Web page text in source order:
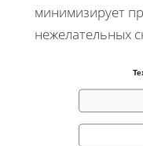
минимизирует
нежелательных